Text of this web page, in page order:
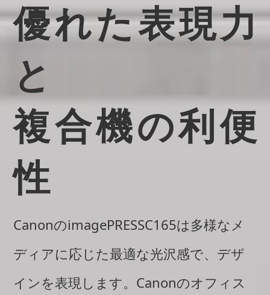
優れた表現力
と
複合機の利便
性
CanonのimagePRESSC165は多様なメ
ディアに応じた最適な光沢感で、デザ
インを表現します。Canonのオフィス